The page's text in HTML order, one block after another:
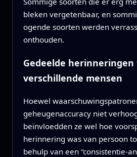
bleken vergetenbaar, en
ogende soorten werden
onthouden.
Gedeelde herinneringen
verschillende mensen
Hoewel
geheugenaccuracy niet
beïnvloedden ze wel hoe
herinnering was van persoon
behulp van een “consistentie-